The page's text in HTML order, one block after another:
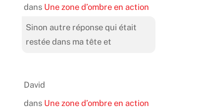
dans Une zone d’ombre en action
Sinon autre réponse qui était
restée dans ma tête et
David
dans Une zone d’ombre en action